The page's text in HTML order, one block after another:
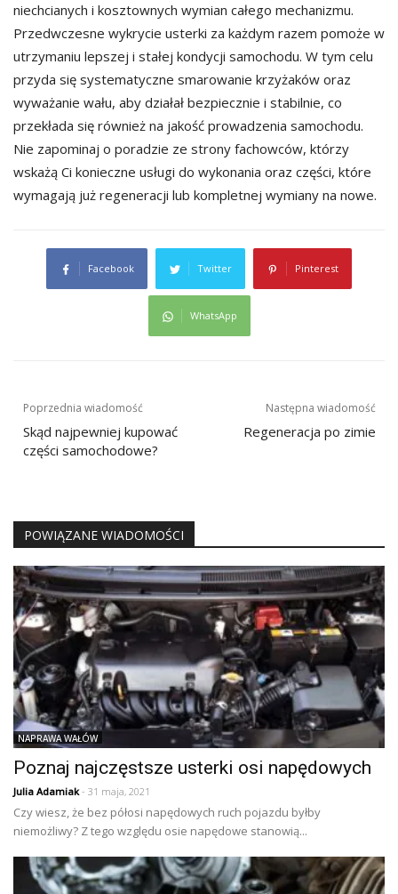
niechcianych i kosztownych wymian całego mechanizmu.
Przedwczesne wykrycie usterki za każdym razem pomoże w
utrzymaniu lepszej i stałej kondycji samochodu. W tym celu
przyda się systematyczne smarowanie krzyżaków oraz
wyważanie wału, aby działał bezpiecznie i stabilnie, co
przekłada się również na jakość prowadzenia samochodu.
Nie zapominaj o poradzie ze strony fachowców, którzy
wskażą Ci konieczne usługi do wykonania oraz części, które
wymagają już regeneracji lub kompletnej wymiany na nowe.
Facebook Twitter Pinterest
WhatsApp
Nawigacja
wpisu
Poprzednia wiadomość
Skąd najpewniej kupować
części samochodowe?
Następna wiadomość
Regeneracja po zimie
POWIĄZANE WIADOMOŚCI
NAPRAWA WAŁÓW
Poznaj najczęstsze usterki osi napędowych
Julia Adamiak- 31 maja, 2021
Czy wiesz, że bez półosi napędowych ruch pojazdu byłby
niemożliwy? Z tego względu osie napędowe stanowią...